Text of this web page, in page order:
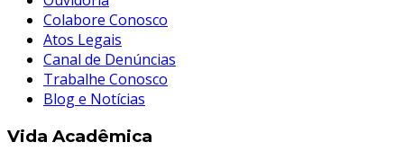
Colabore Conosco
Atos Legais
Canal de Denúncias
Trabalhe Conosco
Blog e Notícias
Vida Acadêmica